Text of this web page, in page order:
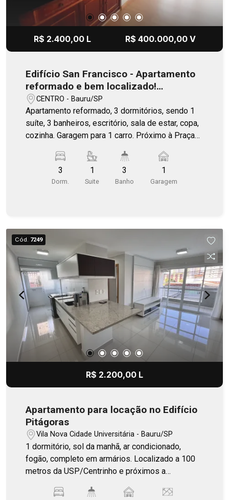
R$ 2.400,00 L R$ 400.000,00 V
Edifício San Francisco - Apartamento
reformado e bem localizado!
Excelente opção para venda e
locação!
CENTRO - Bauru/SP
Apartamento reformado, 3 dormitórios, sendo 1
suíte, 3 banheiros, escritório, sala de estar, copa,
cozinha. Garagem para 1 carro. Próximo à Praça
3
Dorm.
1
Suite
3
Banho
1
Garagem
Cód. 7249
R$ 2.200,00 L
Apartamento para locação no Edifício
Pitágoras
Vila Nova Cidade Universitária - Bauru/SP
1 dormitório, sol da manhã, ar condicionado,
fogão, completo em armários. Localizado a 100
metros da USP/Centrinho e próximos a